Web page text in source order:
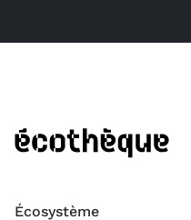
Écosystème